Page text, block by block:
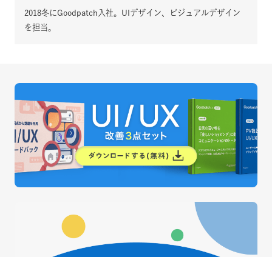
2018冬にGoodpatch入社。UIデザイン、ビジュアルデザイン
を担当。